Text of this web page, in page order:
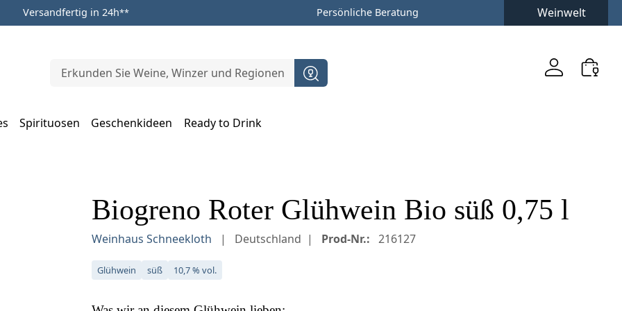
Versandfertig in 24h** Persönliche Beratung Weinwelt
Spirituosen Geschenkideen
Ready to Drink
Biogreno Roter Glühwein Bio süß 0,75 l
Weinhaus Schneekloth Deutschland Prod-Nr.: 216127
Glühwein süß 10,7 % vol.